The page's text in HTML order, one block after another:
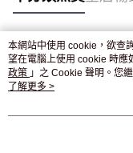
熱門標籤
熱銷排行
本網站中使用 cookie，欲查
望在電腦上使用 cookie 時應
政策 」之 Cookie 聲明。您
條款之 Cookie 聲明使用
了解更多 >